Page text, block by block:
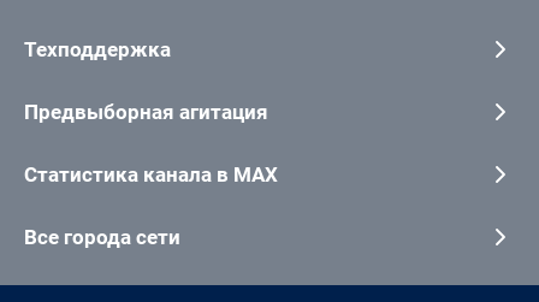
Техподдержка
Предвыборная агитация
Статистика канала в MAX
Все города сети